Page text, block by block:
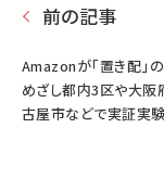
前の記事
Amazonが「置き配」
めざし都内3区や大阪
古屋市などで実証実験